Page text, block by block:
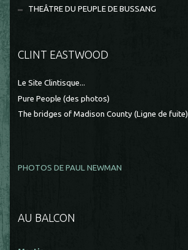
THEÂTRE DU PEUPLE DE BUSSANG
CLINT EASTWOOD
Le Site Clintisque...
Pure People (des photos)
The bridges of Madison County (Ligne de fuite)
PHOTOS DE PAUL NEWMAN
AU BALCON